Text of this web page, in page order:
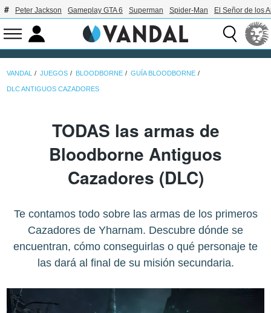
Peter Jackson Gameplay GTA 6 Superman Spider-Man El Señor de los
VANDAL JUEGOS BLOODBORNE GUÍA BLOODBORNE
DLC ANTIGUOS CAZADORES
TODAS las armas de
Bloodborne Antiguos
Cazadores (DLC)
Te contamos todo sobre las armas de los primeros
Cazadores de Yharnam. Descubre dónde se
encuentran, cómo conseguirlas o qué personaje te
las dará al final de su misión secundaria.